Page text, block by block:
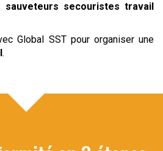
sauveteurs secouristes travail
Global SST pour organiser une
.